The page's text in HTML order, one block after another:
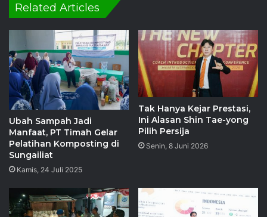
Related Articles
Ubah Sampah Jadi
Manfaat, PT Timah Gelar
Pelatihan Komposting di
Sungailiat
Kamis, 24 Juli 2025
Tak Hanya Kejar Prestasi,
Ini Alasan Shin Tae-yong
Pilih Persija
Senin, 8 Juni 2026